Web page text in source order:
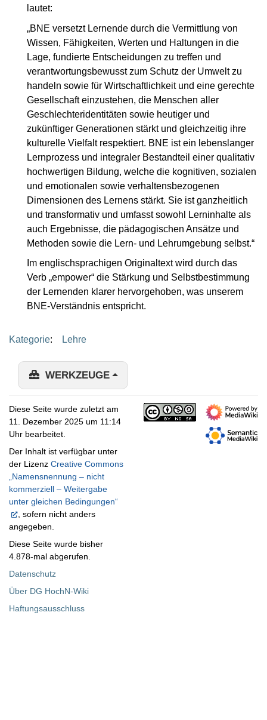
lautet:
„BNE versetzt Lernende durch die Vermittlung von
Wissen, Fähigkeiten, Werten und Haltungen in die
Lage, fundierte Entscheidungen zu treffen und
verantwortungsbewusst zum Schutz der Umwelt zu
handeln sowie für Wirtschaftlichkeit und eine gerechte
Gesellschaft einzustehen, die Menschen aller
Geschlechteridentitäten sowie heutiger und
zukünftiger Generationen stärkt und gleichzeitig ihre
kulturelle Vielfalt respektiert. BNE ist ein lebenslanger
Lernprozess und integraler Bestandteil einer qualitativ
hochwertigen Bildung, welche die kognitiven, sozialen
und emotionalen sowie verhaltensbezogenen
Dimensionen des Lernens stärkt. Sie ist ganzheitlich
und transformativ und umfasst sowohl Lerninhalte als
auch Ergebnisse, die pädagogischen Ansätze und
Methoden sowie die Lern- und Lehrumgebung selbst.“
Im englischsprachigen Originaltext wird durch das
Verb „empower“ die Stärkung und Selbstbestimmung
der Lernenden klarer hervorgehoben, was unserem
BNE-Verständnis entspricht.
Kategorie: Lehre
WERKZEUGE
Diese Seite wurde zuletzt am
11. Dezember 2025 um 11:14
Uhr bearbeitet.
Der Inhalt ist verfügbar unter
der Lizenz Creative Commons
„Namensnennung – nicht
kommerziell – Weitergabe
unter gleichen Bedingungen“
, sofern nicht anders
angegeben.
Diese Seite wurde bisher
4.878-mal abgerufen.
Datenschutz
Über DG HochN-Wiki
Haftungsausschluss